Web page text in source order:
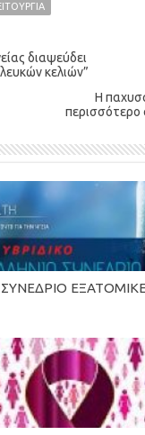
διαψεύδει
κελιών”
Η
περισσότερο